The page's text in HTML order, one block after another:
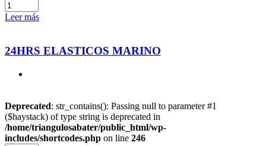
Leer más
24HRS ELASTICOS MARINO
Deprecated: str_contains(): Passing null to parameter #1
($haystack) of type string is deprecated in
/home/triangulosabater/public_html/wp-
includes/shortcodes.php on line 246